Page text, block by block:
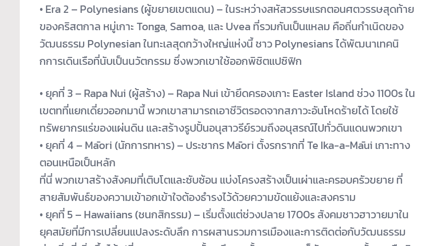
• Era 2 – Polynesians (ผู้ขยายเขตแดน) – ในระหว่างสหัสวรรษแรกตอนศตวรรษสุดท้าย
ของคริสตกาล หมู่เกาะ Tonga, Samoa, และ Uvea ที่รวมกันเป็นแหลม คือถิ่นกำเนิดของ
วัฒนธรรม Polynesian ในทะเลสุดกว้างใหญ่แห่งนี้ ชาว Polynesians ได้พัฒนาเทคนิ
กการเดินเรือที่นับเป็นนวัตกรรม ซึ่งพวกเขาใช้ออกพิชิตแปซิฟิก
• ยุคที่ 3 – Rapa Nui (ผู้สร้าง) – Rapa Nui เข้ายึดครองเกาะ Easter Island ช่วง 1100s ใน
เขตทที่แยกเดี่ยวออกมานี้ พวกเขาสามารถเอาชีวิตรอดจากสภาวะอันโหดร้ายได้ โดยใช้
ทรัพยากรแร่ของแผ่นดิน และสร้างรูปปั้นอนุสาวรีย์รวมถึงอนุสรณ์ไปทั่วดินแดนพวกเขา
• ยุคที่ 4 – Māori (นักการทหาร) – ประชากร Māori ตั้งรกรากที่ Te Ika-a-Māui เกาะทาง
ตอนเหนือเป็นหลัก
ที่นี่ พวกเขาสร้างสังคมที่เติบโตและซับซ้อน แบ่งโครงสร้างเป็นเผ่าและครอบครัวขยาย ที่
สายสัมพันธ์ของความเข้าอกเข้าใจต้องธำรงไว้ด้วยความขัดแย้งและสงคราม
• ยุคที่ 5 – Hawaiians (ชนกสิกรรม) – เริ่มตั้งแต่ช่วงปลาย 1700s สังคมชาวฮาวายมาใน
ยุคสมัยที่มีการเปลี่ยนแปลงระดับลึก การผสานรวมการเมืองและการติดต่อกับวัฒนธรรม